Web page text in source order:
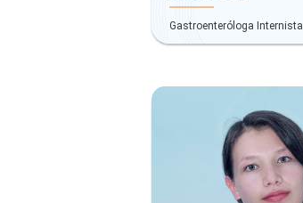
Gastroenteróloga Internista